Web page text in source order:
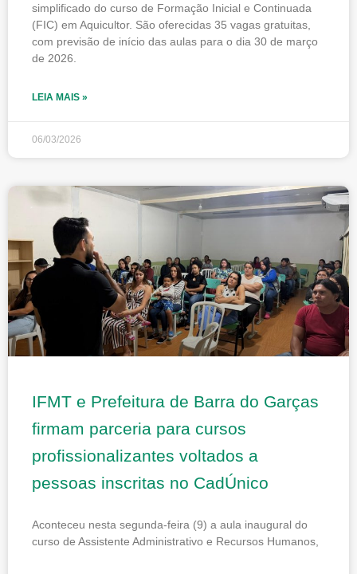
simplificado do curso de Formação Inicial e Continuada
(FIC) em Aquicultor. São oferecidas 35 vagas gratuitas,
com previsão de início das aulas para o dia 30 de março
de 2026.
LEIA MAIS »
06/03/2026
IFMT e Prefeitura de Barra do Garças
firmam parceria para cursos
profissionalizantes voltados a
pessoas inscritas no CadÚnico
Aconteceu nesta segunda-feira (9) a aula inaugural do
curso de Assistente Administrativo e Recursos Humanos,